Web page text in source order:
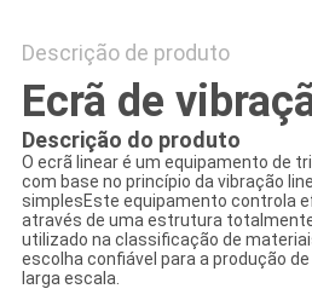
Descrição de produto
Ecrã de
Descrição do produto
O ecrã linear é um equipamento de
com base no princípio da vibração
simplesEste equipamento controla
através de uma estrutura
utilizado na classificação de
escolha confiável para a produção
larga escala.